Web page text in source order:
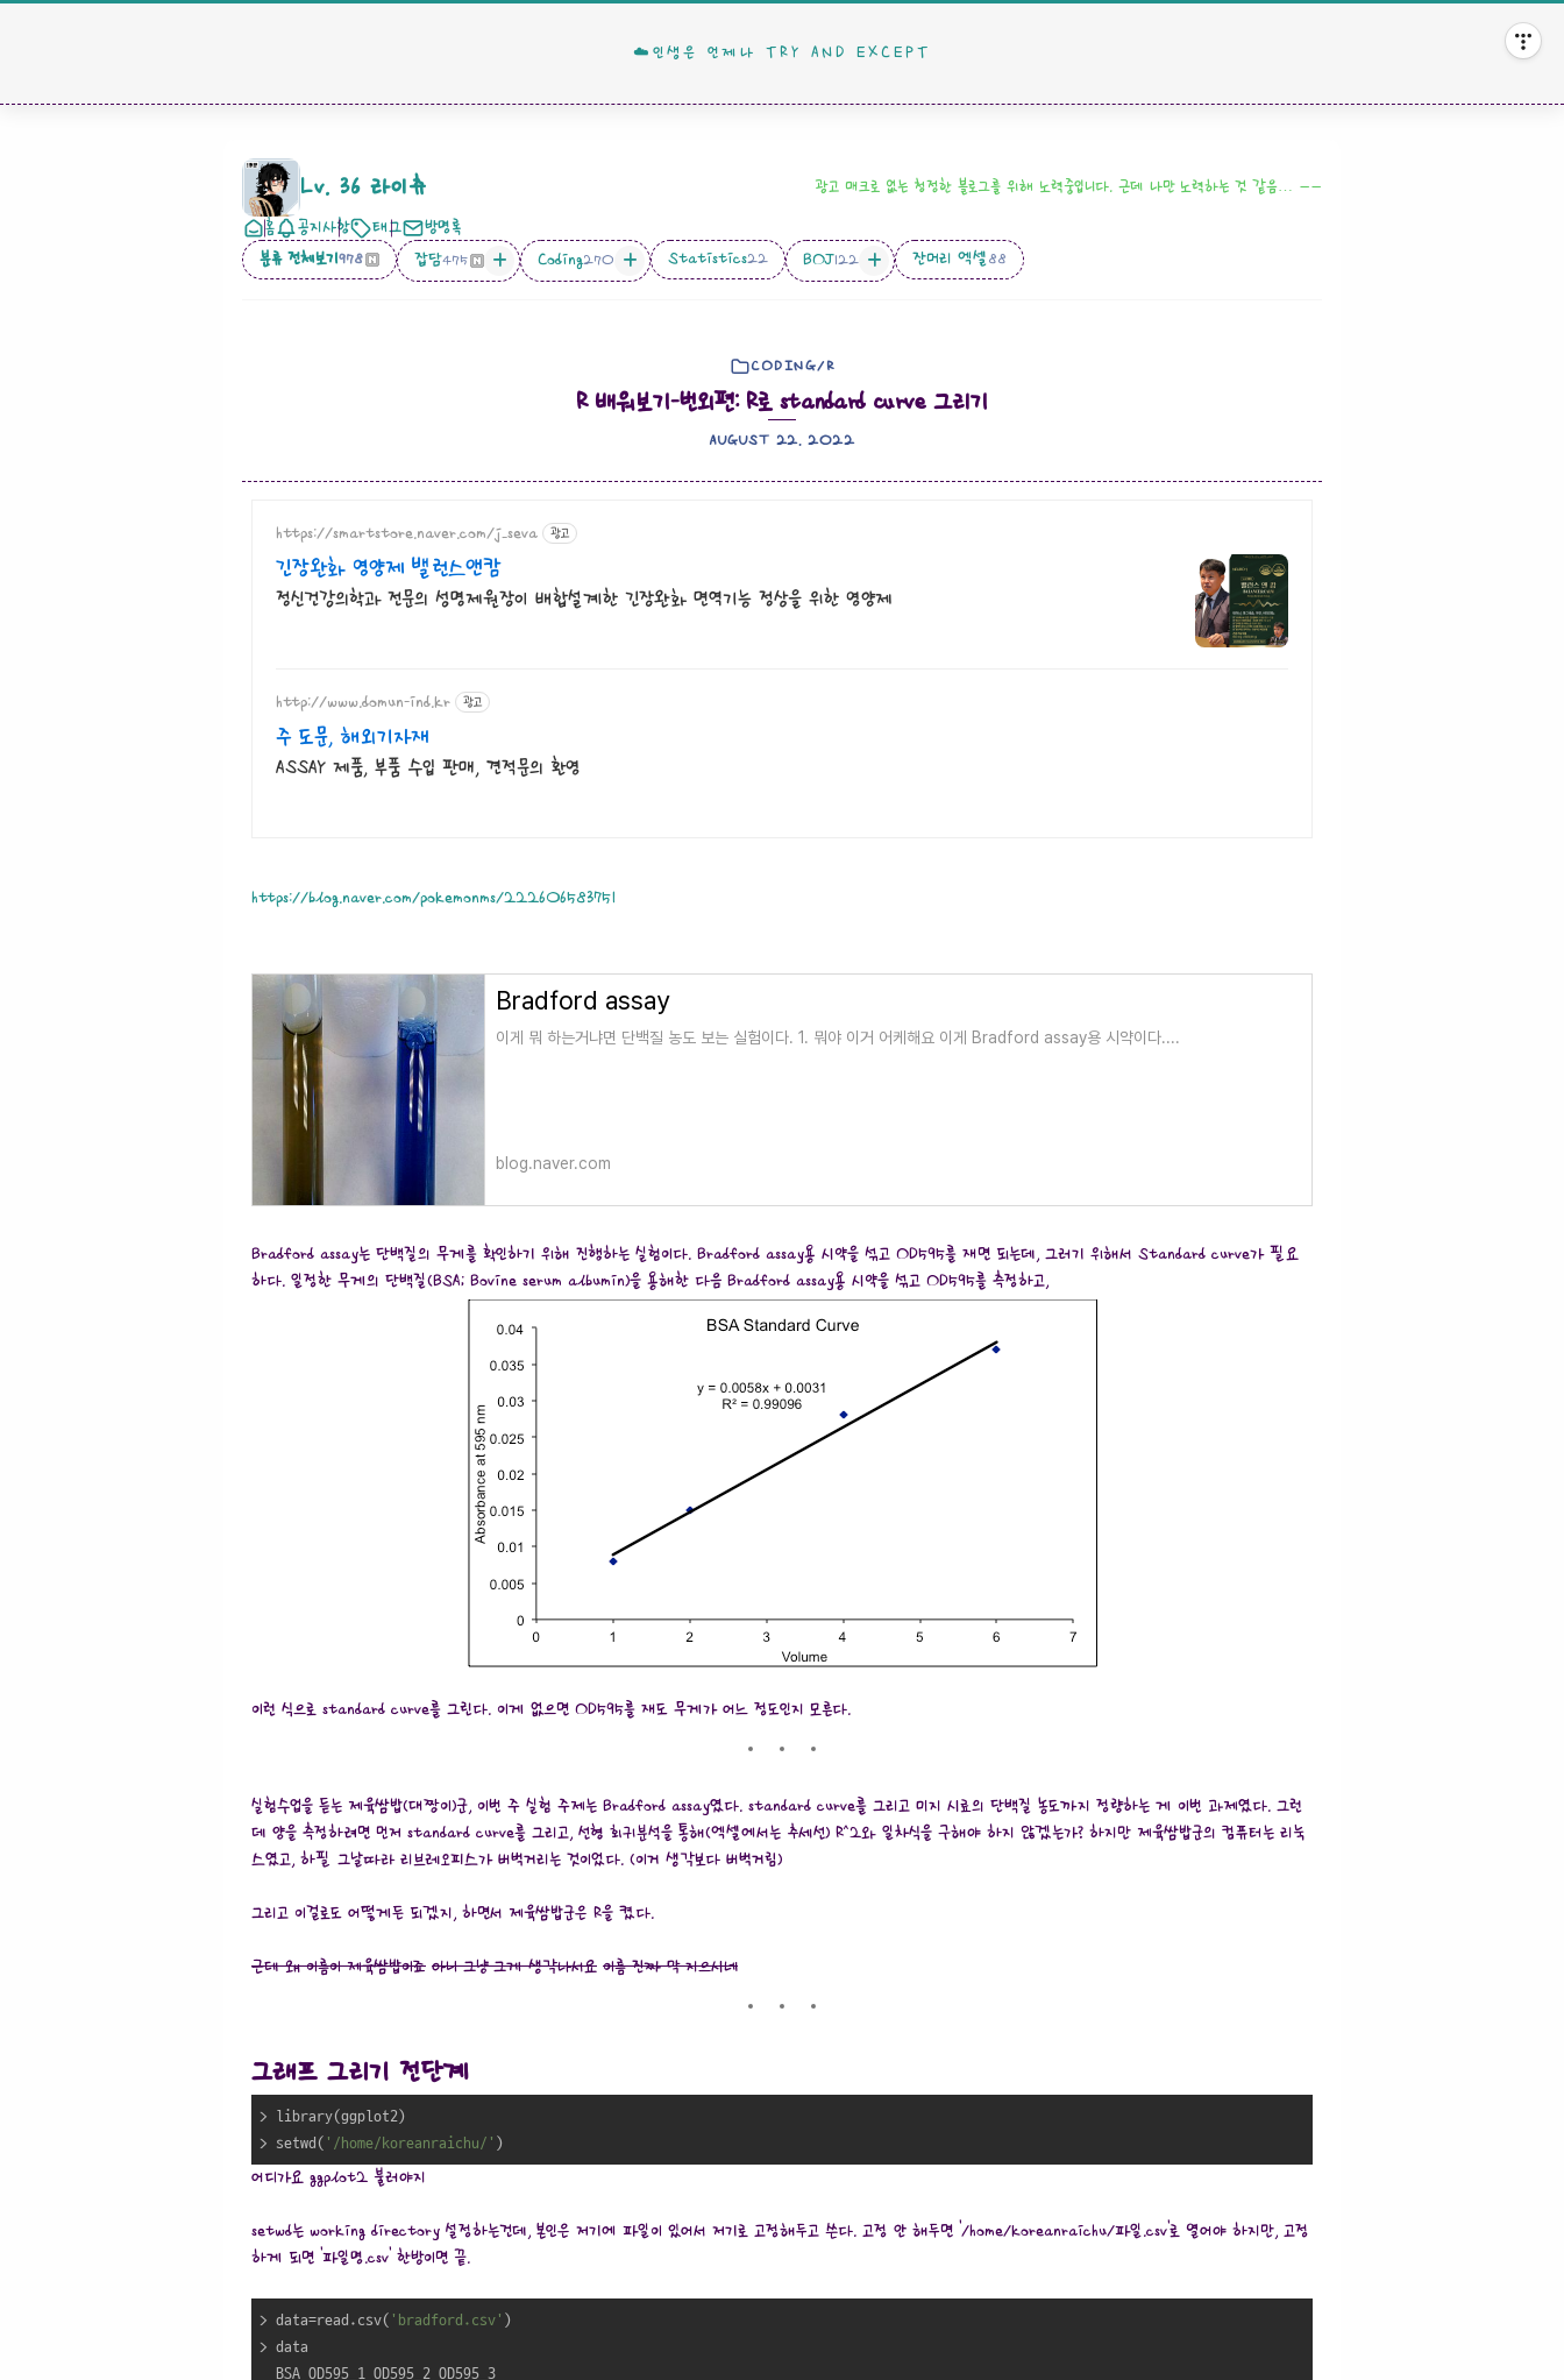
☁️인생은 언제나 TRY AND EXCEPT
Lv. 36 라이츄 광고 매크로 없는 청정한 블로그를 위해 노력중입니다. 근데 나만 노력하는 것 같음… ㅡㅡ
홈 공지사항 태그
방명록
분류 전체보기978 잡담475 Coding270 Statistics22 BOJ122 잔머리 엑셀88
CODING/R
R 배워보기-번외편: R로 standard curve 그리기
AUGUST 22. 2022
https://smartstore.naver.com/j_seva 광고
긴장완화 영양제 밸런스앤캄
정신건강의학과 전문의 성명제원장이 배합설계한 긴장완화 면역기능 정상을 위한 영양제
http://www.domun-ind.kr 광고
주 도문, 해외기자재
ASSAY 제품, 부품 수입 판매, 견적문의 환영
https://blog.naver.com/pokemonms/222606583751
Bradford assay
이게 뭐 하는거냐면 단백질 농도 보는 실험이다. 1. 뭐야 이거 어케해요 이게 Bradford assay용 시약이다....
blog.naver.com
Bradford assay는 단백질의 무게를 확인하기 위해 진행하는 실험이다. Bradford assay용 시약을 섞고 OD595를 재면 되는데, 그러기 위해서 Standard curve가 필요
하다. 일정한 무게의 단백질(BSA; Bovine serum albumin)을 용해한 다음 Bradford assay용 시약을 섞고 OD595를 측정하고,
이런 식으로 standard curve를 그린다. 이게 없으면 OD595를 재도 무게가 어느 정도인지 모른다.
실험수업을 듣는 제육쌈밥(대짱이)군, 이번 주 실험 주제는 Bradford assay였다. standard curve를 그리고 미지 시료의 단백질 농도까지 정량하는 게 이번 과제였다. 그런
데 양을 측정하려면 먼저 standard curve를 그리고, 선형 회귀분석을 통해(엑셀에서는 추세선) R^2와 일차식을 구해야 하지 않겠는가? 하지만 제육쌈밥군의 컴퓨터는 리눅
스였고, 하필 그날따라 리브레오피스가 버벅거리는 것이었다. (이거 생각보다 버벅거림)
그리고 이걸로도 어떻게든 되겠지, 하면서 제육쌈밥군은 R을 켰다.
근데 왜 이름이 제육쌈밥이죠 아니 그냥 그게 생각나서요 이름 진짜 막 지으시네
그래프 그리기 전단계
> library(ggplot2)
> setwd( '/home/koreanraichu/' )
어디가요 ggplot2 불러야지
setwd는 working directory 설정하는건데, 본인은 저기에 파일이 있어서 저기로 고정해두고 쓴다. 고정 안 해두면 '/home/koreanraichu/파일.csv'로 열어야 하지만, 고정
하게 되면 '파일명.csv' 한방이면 끝.
> data=read.csv( 'bradford.csv' )
> data